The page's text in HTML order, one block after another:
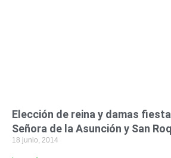
Elección de reina y damas
Señora de la Asunción y San
18 junio, 2014